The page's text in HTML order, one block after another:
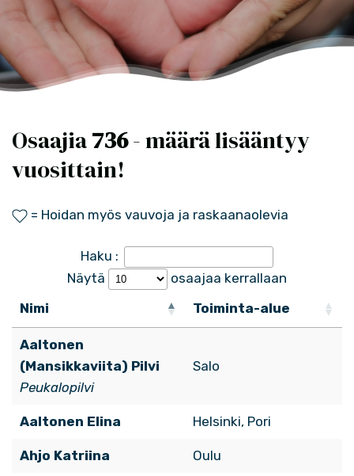
Osaajia736- määrä lisääntyy
vuosittain!
= Hoidan myös vauvoja ja raskaanaolevia
Haku :
Näytä
osaajaa kerrallaan
Nimi
Toiminta-alue
Aaltonen
(Mansikkaviita) Pilvi
Peukalopilvi
Salo
Aaltonen Elina Helsinki, Pori
Ahjo Katriina Oulu